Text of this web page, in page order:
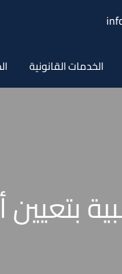
الخدمات القانونية